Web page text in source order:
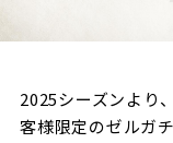
グッズ
チケット購入手順
ＦＣ町田ゼルビ
ファンになる
2025シーズンより
客様限定のゼルガ